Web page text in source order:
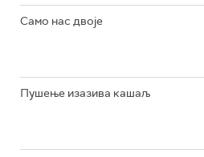
Само нас двоје
Пушење изазива кашаљ